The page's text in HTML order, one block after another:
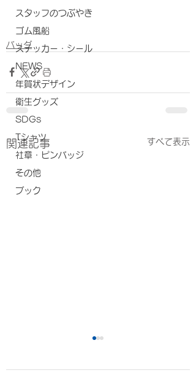
スタッフのつぶやき
ゴム風船
ステッカー・シール
NEWS
年賀状デザイン
衛生グッズ
SDGs
Tシャツ
社章・ピンバッジ
その他
ブック
バッグ
関連記事 すべて表示